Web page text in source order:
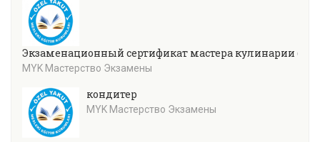
Экзаменационный сертификат мастера кулинарии
MYK Мастерство Экзамены
кондитер
MYK Мастерство Экзамены